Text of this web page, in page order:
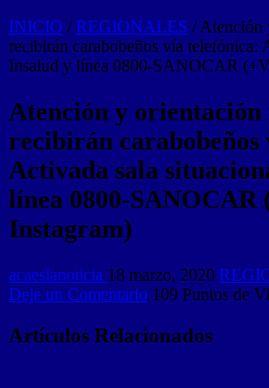
INICIO / REGIONALES / Atención
recibirán carabobeños vía telefónica:
Insalud y línea 0800-SANOCAR
Atención y
recibirán carabobeños
Activada sala
línea 0800-SANOCAR
Instagram)
acaeslanoticia 18 marzo, 2020
Deje un Comentario 109 Puntos de
Artículos Relacionados